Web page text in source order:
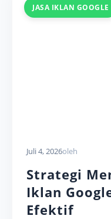
JASA IKLAN GOOGLE
Juli 4, 2026oleh
Strategi
Iklan
Efektif